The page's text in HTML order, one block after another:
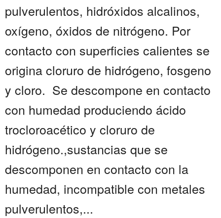
pulverulentos, hidróxidos alcalinos,
oxígeno, óxidos de nitrógeno. Por
contacto con superficies calientes se
origina cloruro de hidrógeno, fosgeno
y cloro. Se descompone en contacto
con humedad produciendo ácido
trocloroacético y cloruro de
hidrógeno.,sustancias que se
descomponen en contacto con la
humedad, incompatible con metales
pulverulentos,...